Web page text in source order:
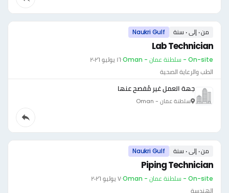
من ٠ إلى ٠ سنة Naukri Gulf
Lab Technician
On-site - سلطنة عمان - Oman ·١٦ يوليو ٢٠٢٦
الطب والرعاية الصحية
جهة العمل غير مُفصح عنها
سلطنة عمان - Oman
من ٠ إلى ٠ سنة Naukri Gulf
Piping Technician
On-site - سلطنة عمان - Oman ·٧ يوليو ٢٠٢٦
الهندسة